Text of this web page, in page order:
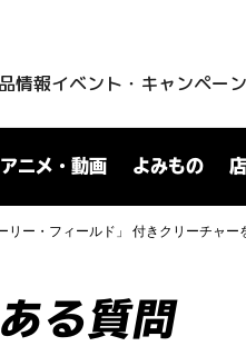
情報イベント・キャンペーン
アニメ・動画 よみもの
リー・フィールド」 付きクリーチャ
る質問